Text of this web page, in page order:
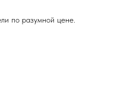
по разумной цене.